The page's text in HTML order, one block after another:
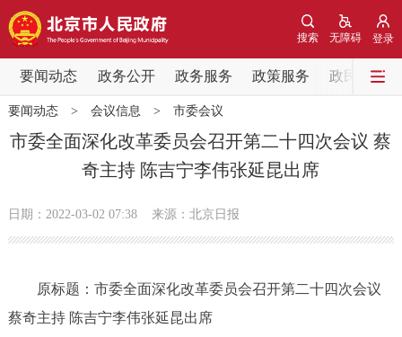
登录
无障碍
搜索
要闻动态 政务公开 政务服务 政策服务 政民互动
要闻动态
党中央精神 国务院信息
北京要闻 会议信息 部门动态
市领导 机构职能
要闻动态> 会议信息 > 市委会议
市委全面深化改革委员会召开第二十四次会议 蔡
奇主持 陈吉宁李伟张延昆出席
日期：2022-03-02 07:38 来源：北京日报
原标题：市委全面深化改革委员会召开第二十四次会议
蔡奇主持 陈吉宁李伟张延昆出席